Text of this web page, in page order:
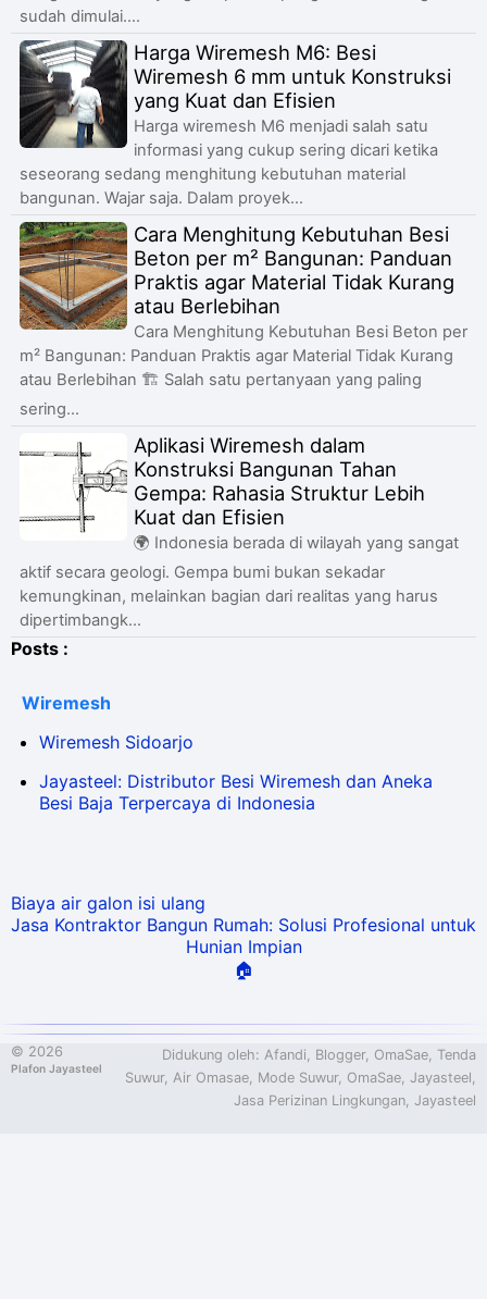
sudah dimulai....
Harga Wiremesh M6: Besi
Wiremesh 6 mm untuk Konstruksi
yang Kuat dan Efisien
Harga wiremesh M6 menjadi salah satu
informasi yang cukup sering dicari ketika
seseorang sedang menghitung kebutuhan material
bangunan. Wajar saja. Dalam proyek...
Cara Menghitung Kebutuhan Besi
Beton per m² Bangunan: Panduan
Praktis agar Material Tidak Kurang
atau Berlebihan
Cara Menghitung Kebutuhan Besi Beton per
m² Bangunan: Panduan Praktis agar Material Tidak Kurang
atau Berlebihan 🏗️ Salah satu pertanyaan yang paling
sering...
Aplikasi Wiremesh dalam
Konstruksi Bangunan Tahan
Gempa: Rahasia Struktur Lebih
Kuat dan Efisien
🌍 Indonesia berada di wilayah yang sangat
aktif secara geologi. Gempa bumi bukan sekadar
kemungkinan, melainkan bagian dari realitas yang harus
dipertimbangk...
Posts :
Wiremesh
Wiremesh Sidoarjo
Jayasteel: Distributor Besi Wiremesh dan Aneka
Besi Baja Terpercaya di Indonesia
Biaya air galon isi ulang
Jasa Kontraktor Bangun Rumah: Solusi Profesional untuk
Hunian Impian
🏠
© 2026
Plafon Jayasteel
Didukung oleh: Afandi, Blogger, OmaSae, Tenda
Suwur, Air Omasae, Mode Suwur, OmaSae, Jayasteel,
Jasa Perizinan Lingkungan, Jayasteel